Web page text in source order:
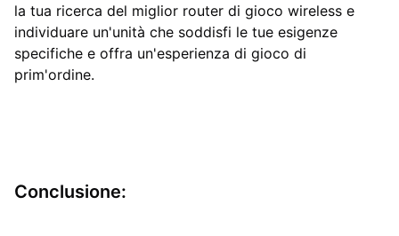
la tua ricerca del miglior router di gioco wireless e
individuare un'unità che soddisfi le tue esigenze
specifiche e offra un'esperienza di gioco di
prim'ordine.
Conclusione: